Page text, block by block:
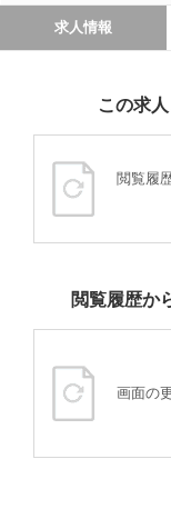
求人情報
この求
閲覧履
閲覧履歴か
画面の